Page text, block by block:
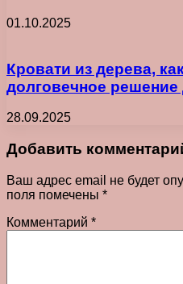
01.10.2025
Кровати из дерева,
долговечное
28.09.2025
Добавить
Ваш адрес email не будет
поля помечены *
Комментарий *